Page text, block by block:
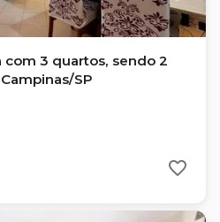
3 quartos, sendo 2
SP